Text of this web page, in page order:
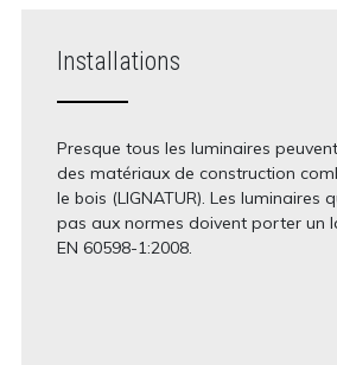
Installations
Presque tous les luminaires
des matériaux de construction
le bois (LIGNATUR). Les luminaires
pas aux normes doivent porter un
EN 60598-1:2008.